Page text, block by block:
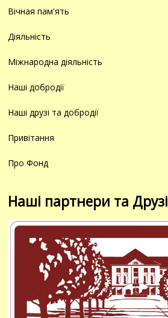
Вічная пам'ять
Діяльність
Міжнародна діяльність
Наші добродії
Наші друзі та добродії
Привітання
Про Фонд
Наші партнери та Друзі